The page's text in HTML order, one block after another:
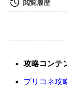
攻略コンテ
プリコネ攻